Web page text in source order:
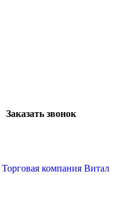
Заказать звонок